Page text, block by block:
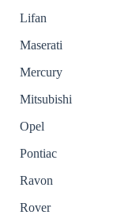
Lifan
Maserati
Mercury
Mitsubishi
Opel
Pontiac
Ravon
Rover